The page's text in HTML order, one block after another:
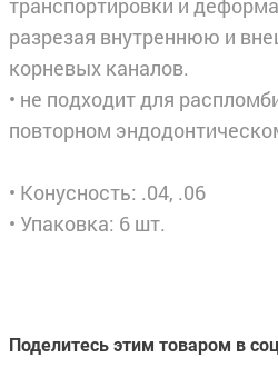
транспортировки и
разрезая внутреннюю и
корневых каналов.
• не подходит для
повторном
• Конусность: .04, .06
• Упаковка: 6 шт.
Поделитесь этим товаром в